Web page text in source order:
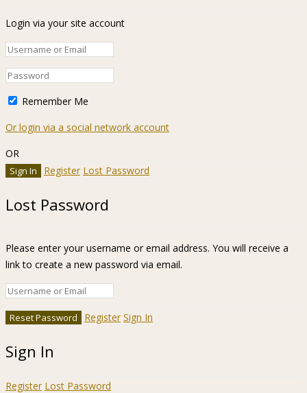
Login via your site account
Remember Me
Or login via a social network account
OR
Register Lost Password
Lost Password
Please enter your username or email address. You will receive a
link to create a new password via email.
Register Sign In
Sign In
Register Lost Password